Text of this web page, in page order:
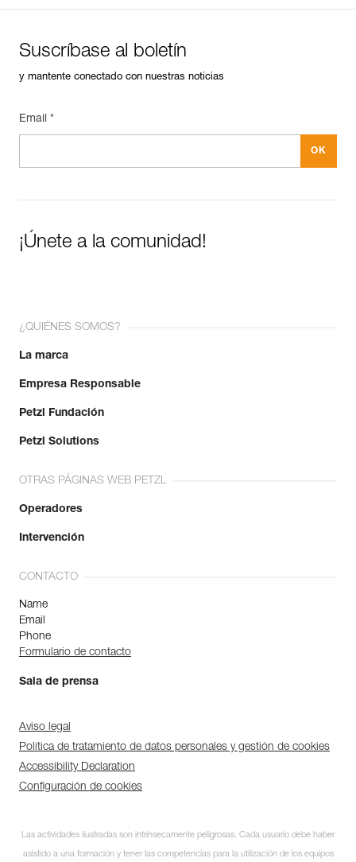
Suscríbase al boletín
y mantente conectado con nuestras noticias
Email *
¡Únete a la comunidad!
¿QUIÉNES SOMOS?
La marca
Empresa Responsable
Petzl Fundación
Petzl Solutions
OTRAS PÁGINAS WEB PETZL
Operadores
Intervención
CONTACTO
Name
Email
Phone
Formulario de contacto
Sala de prensa
Aviso legal
Política de tratamiento de datos personales y gestión de cookies
Accessibility Declaration
Configuración de cookies
Las actividades ilustradas son intrínsecamente peligrosas. Cada usuario debe haber
asistido a una formación y tener las competencias para la utilización de los equipos